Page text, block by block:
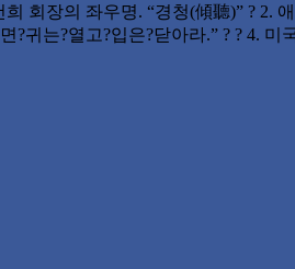
회장의 좌우명. “경청(傾聽)” ? 2.
귀는?열고?입은?닫아라.” ? ? 4. 미